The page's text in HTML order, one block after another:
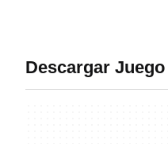
Descargar